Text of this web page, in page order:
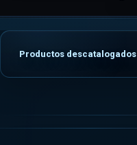
Productos descatalogados